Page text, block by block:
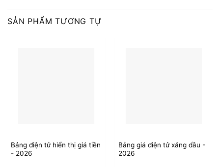
SẢN PHẨM TƯƠNG TỰ
Bảng điện tử hiển thị giá tiền
- 2026
Bảng giá điện tử xăng dầu -
2026